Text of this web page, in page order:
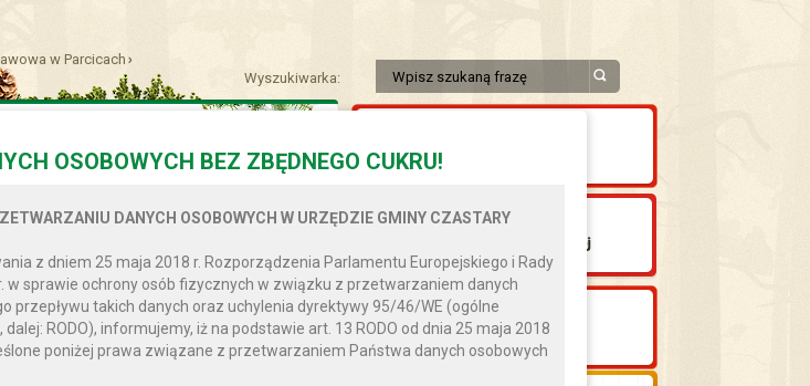
w Parcicach
Wyszukiwarka:
OSOBOWYCH BEZ ZBĘDNEGO CUKRU!
DANYCH OSOBOWYCH W URZĘDZIE GMINY CZASTARY
z dniem 25 maja 2018 r. Rozporządzenia Parlamentu Europejskiego i Rady
w sprawie ochrony osób fizycznych w związku z przetwarzaniem danych
przepływu takich danych oraz uchylenia dyrektywy 95/46/WE (ogólne
RODO), informujemy, iż na podstawie art. 13 RODO od dnia 25 maja 2018
poniżej prawa związane z przetwarzaniem Państwa danych osobowych